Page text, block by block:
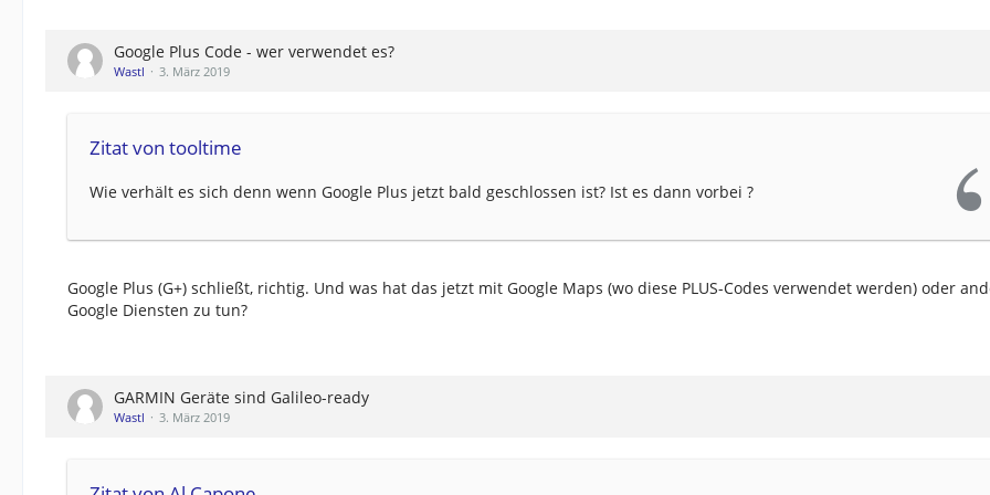
Google Plus Code - wer verwendet es?
Wastl 3. März 2019
Zitat von tooltime
Wie verhält es sich denn wenn Google Plus jetzt bald geschlossen ist? Ist es dann vorbei ?
Google Plus (G+) schließt, richtig. Und was hat das jetzt mit Google Maps (wo diese PLUS-Codes verwendet werden) oder
Google Diensten zu tun?
GARMIN Geräte sind Galileo-ready
Wastl 3. März 2019